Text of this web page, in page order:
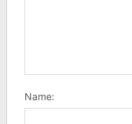
Name: